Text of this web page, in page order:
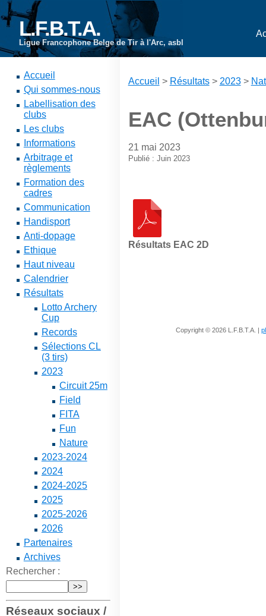
L.F.B.T.A.
Ligue Francophone Belge de Tir à l'Arc, asbl
Accueil
Qui sommes-nous
Labellisation des
clubs
Les clubs
Informations
Arbitrage et
règlements
Formation des
cadres
Communication
Handisport
Anti-dopage
Ethique
Haut niveau
Calendrier
Résultats
Lotto Archery
Cup
Records
Sélections CL
(3 tirs)
2023
Circuit 25m
Field
FITA
Fun
Nature
2023-2024
2024
2024-2025
2025
2025-2026
2026
Partenaires
Archives
Rechercher :
Réseaux sociaux /
Accueil > Résultats> 2023>
EAC
21 mai 2023
Publié : Juin 2023
Résultats EAC 2D
Copyright © 2026 L.F.B.T.A. |